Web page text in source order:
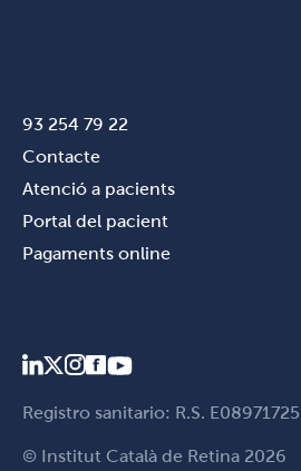
93 254 79 22
Contacte
Atenció a pacients
Portal del pacient
Pagaments online
Registro sanitario: R.S. E08971725
© Institut Català de Retina 2026